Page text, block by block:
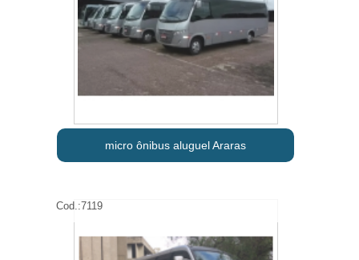
micro ônibus aluguel Araras
Cod.:7119